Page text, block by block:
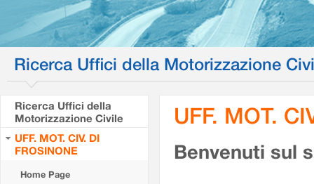
Ricerca Uffici della Motorizzazione
Ricerca Uffici della
Motorizzazione Civile
UFF. MOT. CIV. DI
FROSINONE
Home Page
UFF. MOT.
Benvenuti sul